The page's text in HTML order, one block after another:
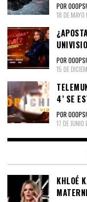
POR
18 DE
POR
15 DE
4’ SE
POR
17 DE
KHLOÉ